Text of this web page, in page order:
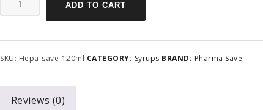
ADD TO CART
SKU: Hepa-save-120ml CATEGORY: Syrups BRAND: Pharma Save
Reviews (0)